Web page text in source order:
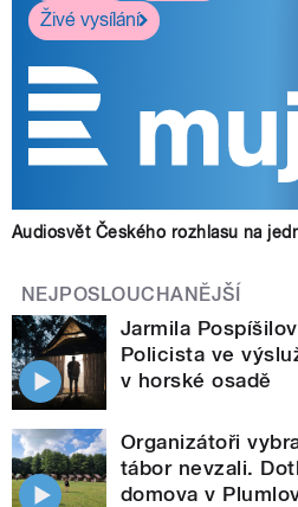
Živé vysílání
Audiosvět Českého rozhlasu na
NEJPOSLOUCHANĚJŠÍ
Jarmila
Policista ve
v horské osadě
Organizátoři
tábor nevzali.
domova v